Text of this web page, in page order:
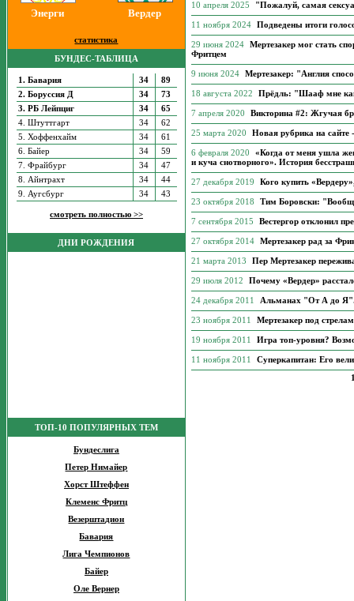
Энерги Вердер
статистика
БУНДЕС-ТАБЛИЦА
1. Бавария 34
89
2. Боруссия Д
34
73
3. РБ Лейпциг
34
65
4. Штуттгарт
34
62
5. Хоффенхайм
34
61
6. Байер
34
59
7. Фрайбург
34
47
8. Айнтрахт
34
44
9. Аугсбург
34 43
смотреть полностью >>
ДНИ РОЖДЕНИЯ
ТОП-10 ПОПУЛЯРНЫХ ТЕМ
Бундеслига
Петер Нимайер
Хорст Штеффен
Клеменс Фритц
Везерштадион
Бавария
Лига Чемпионов
Байер
Оле Вернер
10 апреля 2025 "Пожалуй, самая
11 ноября 2024 Подведены итоги
29 июня 2024
Мертезакер мог стать
Фритцем
9 июня 2024 Мертезакер: "Англия
18 августа 2022 Прёдль: "Шааф мне как
7 апреля 2020 Викторина #2: Жгучая
25 марта 2020 Новая рубрика на
6 февраля 2020
«Когда от меня ушла
и куча снотворного». История
27 декабря 2019 Кого купить
23 октября 2018 Тим Боровски:
7 сентября 2015 Вестергор отклонил
27 октября 2014 Мертезакер рад за
21 марта 2013 Пер Мертезакер
29 июля 2012 Почему «Вердер»
24 декабря 2011 Альманах "От А до Я".
23 ноября 2011 Мертезакер под
19 ноября 2011 Игра топ-уровня?
11 ноября 2011 Суперкапитан: Его